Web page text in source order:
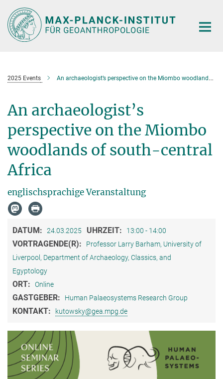
Hauptinhalt
2025 Events An archaeologist’s perspective on the Miombo woodlands of south-central Africa
An archaeologist’s
perspective on the Miombo
woodlands of south-central
Africa
englischsprachige Veranstaltung
DATUM: 24.03.2025 UHRZEIT: 13:00 - 14:00
VORTRAGENDE(R):
Professor Larry Barham, University of
Liverpool, Department of Archaeology, Classics, and
Egyptology
ORT: Online
GASTGEBER: Human Palaeosystems Research Group
KONTAKT: kutowsky@gea.mpg.de